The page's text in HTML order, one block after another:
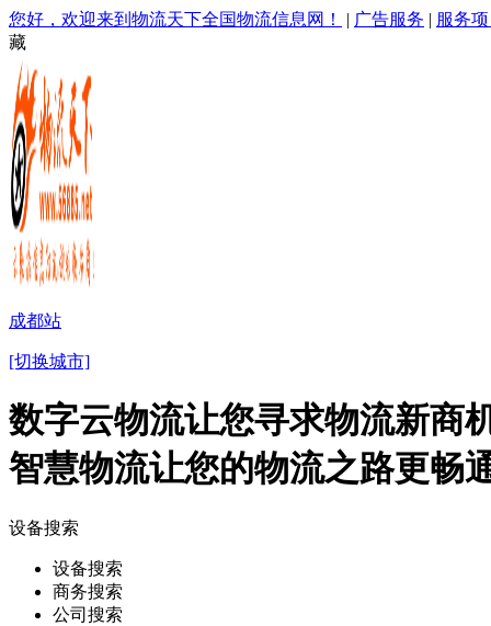
您好，欢迎来到物流天下全国物流信息网！ | 广告服务 | 服务
藏
成都站
[切换城市]
数字云物流让您寻求物流新商
智慧物流让您的物流之路更畅
设备搜索
设备搜索
商务搜索
公司搜索